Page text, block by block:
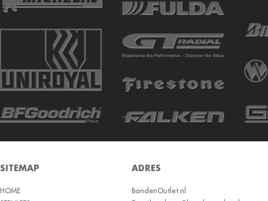
BARUM W
BCT
BF GOODRICH
BOTO
BRIDGESTON
SITEMAP
HOME
ADRES
BandenOutlet.nl